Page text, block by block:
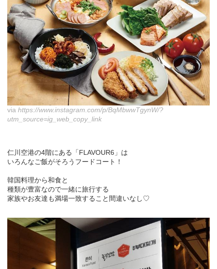
via https://www.instagram.com/p/BqMbwwTgynW/?
utm_source=ig_web_copy_link
仁川空港の4階にある「FLAVOUR6」は
いろんなご飯がそろうフードコート！
韓国料理から和食と
種類が豊富なので一緒に旅行する
家族やお友達も満場一致すること間違いなし♡